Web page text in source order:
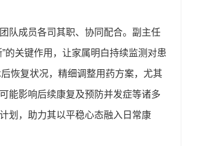
队成员各司其职、协同配合。副主任
”的关键作用，让家属明白持续监测对患
恢复状况，精细调整用药方案，尤其
能影响后续康复及预防并发症等诸多
划，助力其以平稳心态融入日常康